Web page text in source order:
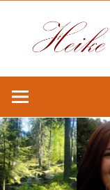
springen